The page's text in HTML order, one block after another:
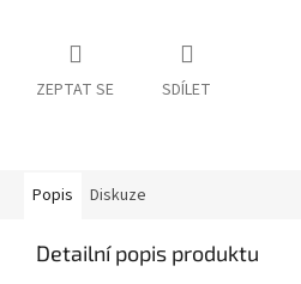
ZEPTAT SE SDÍLET
Popis Diskuze
Detailní popis produktu